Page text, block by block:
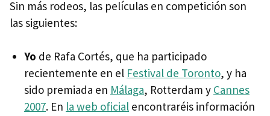
Sin más rodeos, las películas en competición son
las siguientes:
Yo de Rafa Cortés, que ha participado
recientemente en el Festival de Toronto, y ha
sido premiada en Málaga, Rotterdam y Cannes
2007. En la web oficial encontraréis información